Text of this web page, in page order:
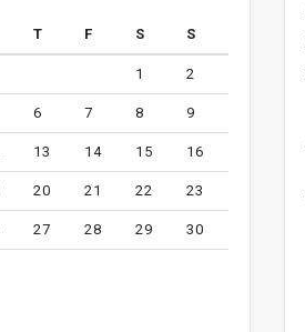
T F S S
1 2
6 7 8 9
13 14 15 16
20 21 22 23
27 28 29 30